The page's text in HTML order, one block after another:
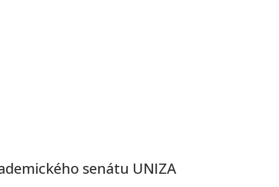
senátu UNIZA